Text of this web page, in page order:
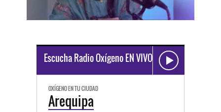
Escucha Radio Oxígeno EN VIVO
OXÍGENO EN TU CIUDAD
Arequipa